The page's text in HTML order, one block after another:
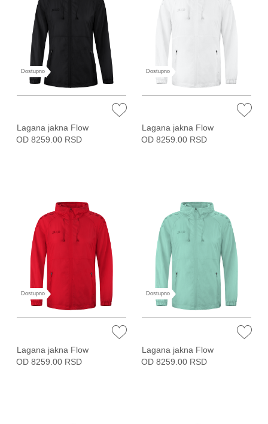
Dostupno
Lagana jakna Flow
OD 8259.00 RSD
Dostupno
Lagana jakna Flow
OD 8259.00 RSD
Dostupno
Lagana jakna Flow
OD 8259.00 RSD
Dostupno
Lagana jakna Flow
OD 8259.00 RSD